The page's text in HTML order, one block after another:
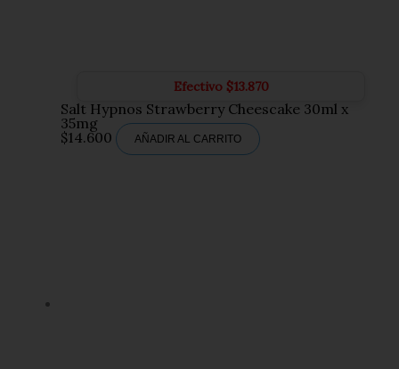
Efectivo $13.870
Salt Hypnos Strawberry Cheescake 30ml x
35mg
$14.600 AÑADIR AL CARRITO